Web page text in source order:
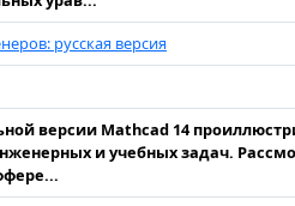
русская версия
версии Mathcad 14
и учебных задач.